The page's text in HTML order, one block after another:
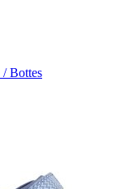
/ Bottes